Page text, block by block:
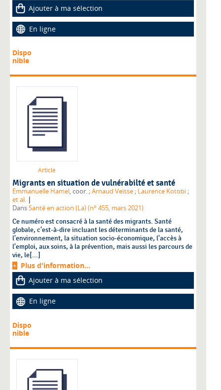
Ajouter à ma sélection
En ligne
Dispo
nible
Article
Migrants en situation de vulnérabilté et santé
Emmanuelle Hamel , coor. ;Arnaud Veïsse ; Laurence Kotobi ;
et al. |
DansSanté en action (La) (n° 455, mars 2021)
Ce numéro est consacré à la santé des migrants. Santé
globale, c'est-à-dire incluant les déterminants de la santé,
l'environnement, la situation socio-économique, l'accès à
l'emploi, aux soins, à la prévention, mais aussi les parcours de
vie, le[...]
Plus d'information...
Ajouter à ma sélection
En ligne
Dispo
nible